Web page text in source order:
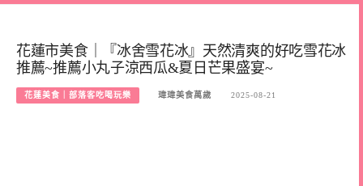
花蓮市美食｜『冰舍雪花冰』天然清爽的好吃雪花冰
推薦~推薦小丸子涼西瓜&夏日芒果盛宴~
花蓮美食｜部落客吃喝玩樂 瑋瑋美食萬歲 2025-08-21